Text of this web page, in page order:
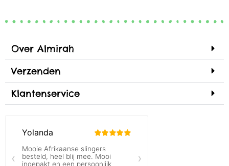
Over Almirah
Verzenden
Klantenservice